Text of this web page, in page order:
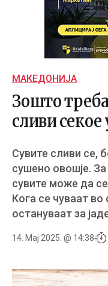
МАКЕДОНИЈА
Зошто треба
сливи секое
Сувите сливи се,
сушено овошје.
сувите може да
Кога се чуваат
остануваат за
14. Мај 2025. @ 14:38